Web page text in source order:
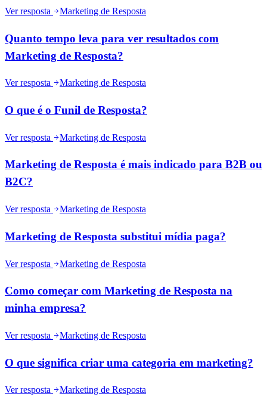
Ver resposta Marketing de Resposta
Quanto tempo leva para ver resultados com
Marketing de Resposta?
Ver resposta Marketing de Resposta
O que é o Funil de Resposta?
Ver resposta Marketing de Resposta
Marketing de Resposta é mais indicado para B2B ou
B2C?
Ver resposta Marketing de Resposta
Marketing de Resposta substitui mídia paga?
Ver resposta Marketing de Resposta
Como começar com Marketing de Resposta na
minha empresa?
Ver resposta Marketing de Resposta
O que significa criar uma categoria em marketing?
Ver resposta Marketing de Resposta